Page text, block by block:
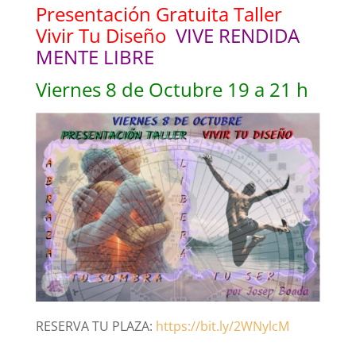
Presentación Gratuita Taller
Vivir Tu Diseño VIVE RENDIDA
MENTE LIBRE
Viernes 8 de Octubre 19 a 21 h
RESERVA TU PLAZA: https://bit.ly/2WNylcM